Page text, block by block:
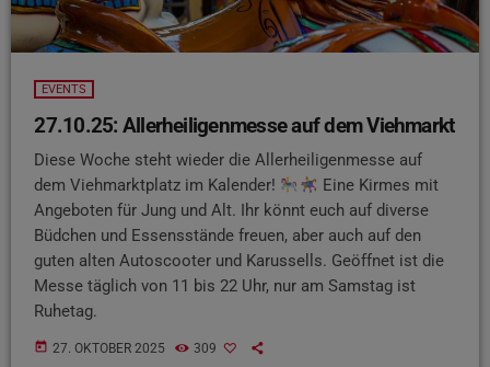
EVENTS
27.10.25: Allerheiligenmesse auf dem Viehmarkt
Diese Woche steht wieder die Allerheiligenmesse auf
dem Viehmarktplatz im Kalender!
Eine Kirmes mit
Angeboten für Jung und Alt. Ihr könnt euch auf diverse
Büdchen und Essensstände freuen, aber auch auf den
guten alten Autoscooter und Karussells. Geöffnet ist die
Messe täglich von 11 bis 22 Uhr, nur am Samstag ist
Ruhetag.
today 27. OKTOBER 2025 309